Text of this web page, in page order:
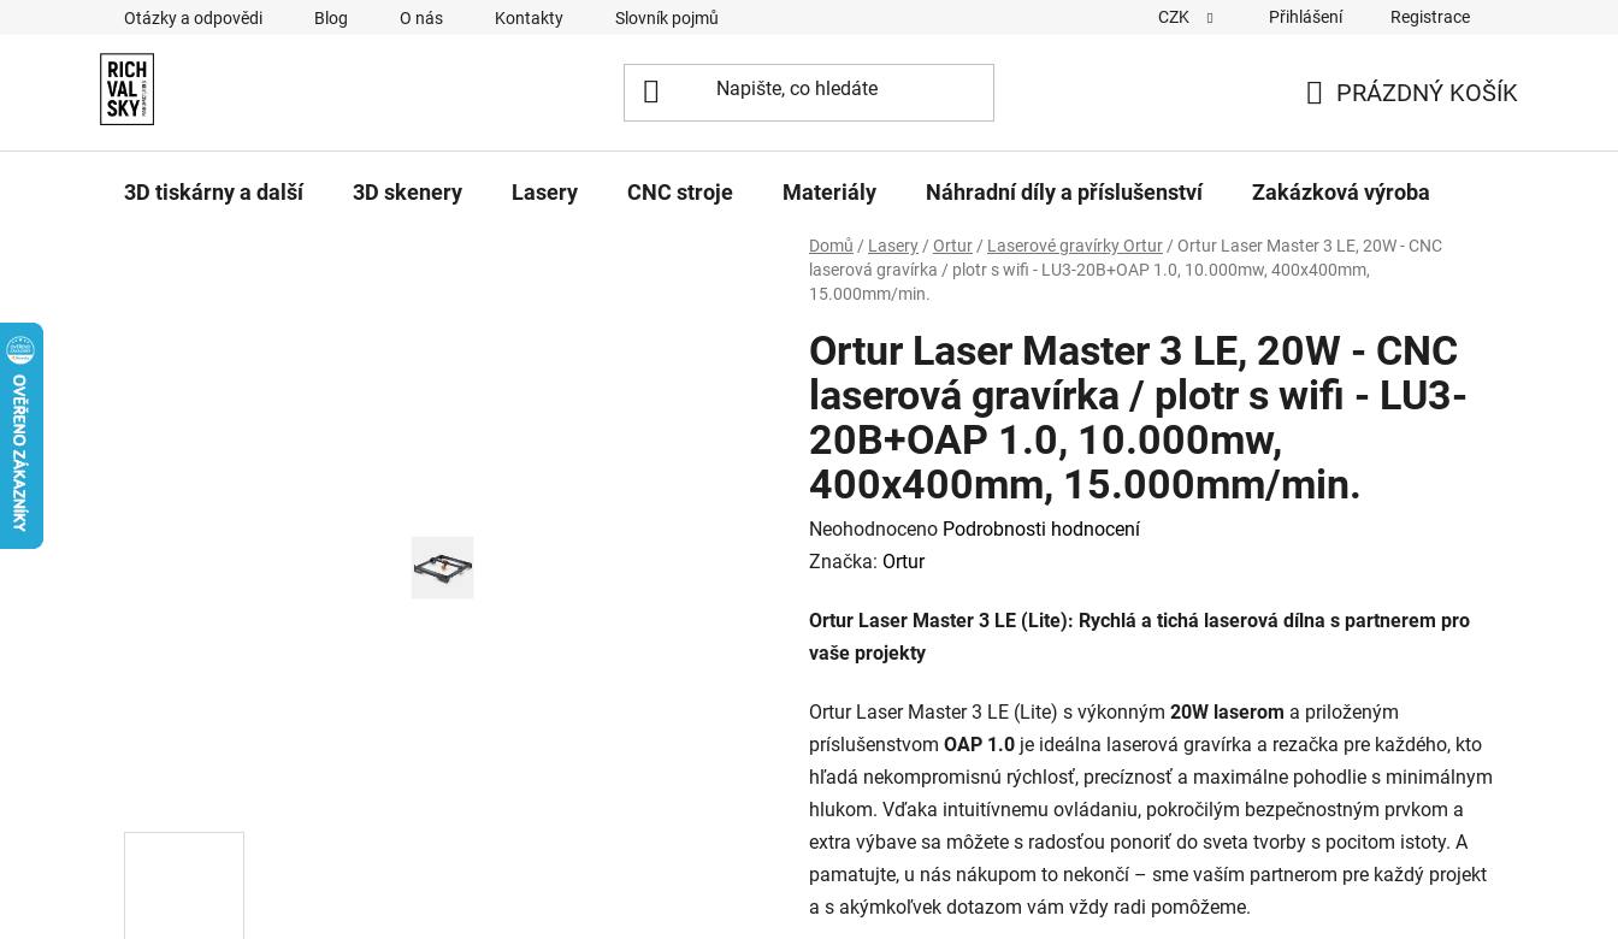
Otázky a odpovědi Blog O nás Kontakty Slovník pojmů CZK Přihlášení Registrace
KOŠÍK
PRÁZDNÝ KOŠÍK
3D tiskárny a další 3D skenery Lasery CNC stroje Materiály Náhradní díly a příslušenství Zakázková výroba
Domů / Lasery / Ortur / Laserové gravírky Ortur / Ortur Laser Master 3 LE, 20W - CNC
laserová gravírka / plotr s wifi - LU3-20B+OAP 1.0, 10.000mw, 400x400mm,
15.000mm/min.
Ortur Laser Master 3 LE, 20W - CNC
laserová gravírka / plotr s wifi - LU3-
20B+OAP 1.0, 10.000mw,
400x400mm, 15.000mm/min.
Průměrné
hodnocení
je
0,0
5
hvězdiček.
Neohodnoceno Podrobnosti hodnocení
Značka: Ortur
Ortur Laser Master 3 LE (Lite): Rychlá a tichá laserová dílna s partnerem pro
vaše projekty
Ortur Laser Master 3 LE (Lite) s výkonným 20W laserom a priloženým
príslušenstvom OAP 1.0 je ideálna laserová gravírka a rezačka pre každého, kto
hľadá nekompromisnú rýchlosť, precíznosť a maximálne pohodlie s minimálnym
hlukom. Vďaka intuitívnemu ovládaniu, pokročilým bezpečnostným prvkom a
extra výbave sa môžete s radosťou ponoriť do sveta tvorby s pocitom istoty. A
pamatujte, u nás nákupom to nekončí – sme vaším partnerom pre každý projekt
a s akýmkoľvek dotazom vám vždy radi pomôžeme.